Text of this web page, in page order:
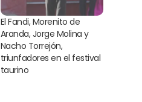
El Fandi, Morenito de
Aranda, Jorge Molina y
Nacho Torrejón,
triunfadores en el festival
taurino